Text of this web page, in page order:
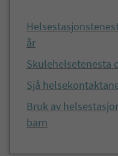
år
Skulehelsetenesta
Sjå
Bruk av
barn